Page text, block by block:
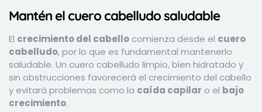
Mantén el cuero cabelludo saludable
El crecimiento del cabello comienza desde el cuero
cabelludo, por lo que es fundamental mantenerlo
saludable. Un cuero cabelludo limpio, bien hidratado y
sin obstrucciones favorecerá el crecimiento del cabello
y evitará problemas como la caída capilar o el bajo
crecimiento.